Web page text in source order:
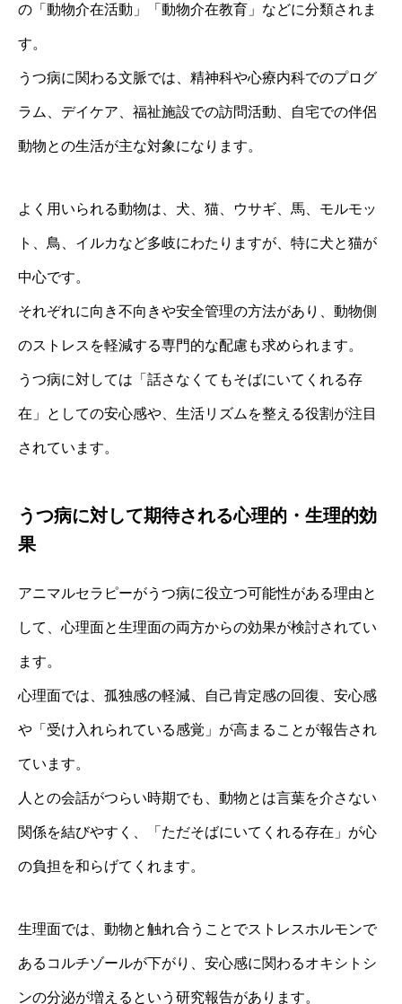
の「動物介在活動」「動物介在教育」などに分類されま
す。
うつ病に関わる文脈では、精神科や心療内科でのプログ
ラム、デイケア、福祉施設での訪問活動、自宅での伴侶
動物との生活が主な対象になります。
よく用いられる動物は、犬、猫、ウサギ、馬、モルモッ
ト、鳥、イルカなど多岐にわたりますが、特に犬と猫が
中心です。
それぞれに向き不向きや安全管理の方法があり、動物側
のストレスを軽減する専門的な配慮も求められます。
うつ病に対しては「話さなくてもそばにいてくれる存
在」としての安心感や、生活リズムを整える役割が注目
されています。
うつ病に対して期待される心理的・生理的効
果
アニマルセラピーがうつ病に役立つ可能性がある理由と
して、心理面と生理面の両方からの効果が検討されてい
ます。
心理面では、孤独感の軽減、自己肯定感の回復、安心感
や「受け入れられている感覚」が高まることが報告され
ています。
人との会話がつらい時期でも、動物とは言葉を介さない
関係を結びやすく、「ただそばにいてくれる存在」が心
の負担を和らげてくれます。
生理面では、動物と触れ合うことでストレスホルモンで
あるコルチゾールが下がり、安心感に関わるオキシトシ
ンの分泌が増えるという研究報告があります。